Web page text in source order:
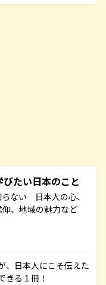
たい日本のこと
ない 日本人の心、
、地域の魅力など
、日本人にこそ伝えた
きる１冊！